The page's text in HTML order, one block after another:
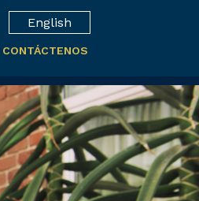
English
CONTÁCTENOS